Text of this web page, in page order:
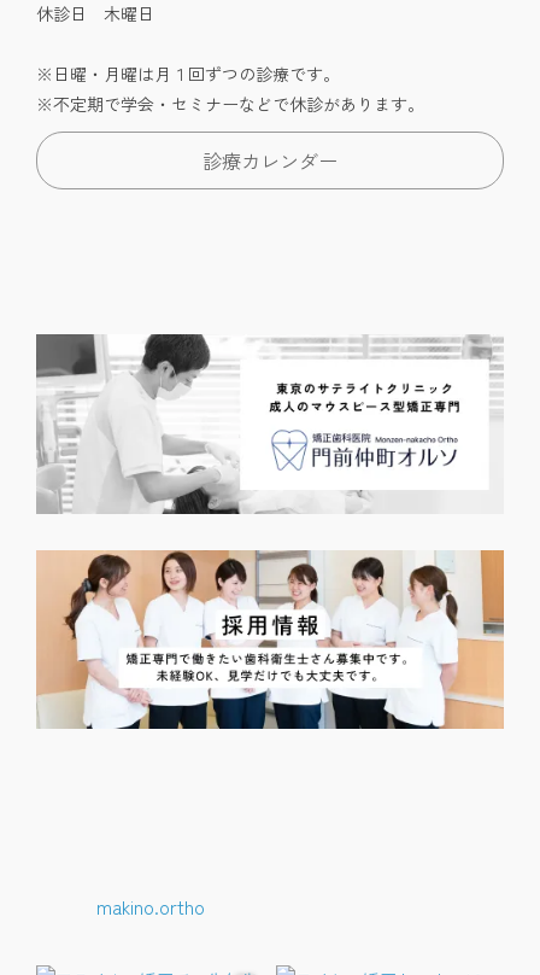
休診日 木曜日
※日曜・月曜は月１回ずつの診療です。
※不定期で学会・セミナーなどで休診があります。
診療カレンダー
makino.ortho